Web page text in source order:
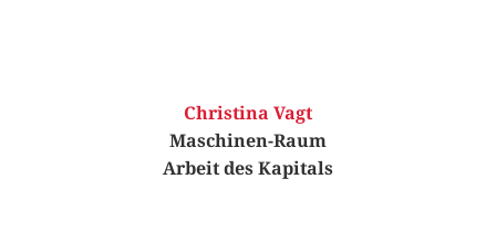
Christina Vagt
Maschinen-Raum
Arbeit des Kapitals